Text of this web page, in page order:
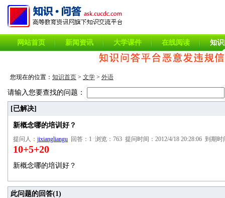
网站首页 新闻资讯 大学课件 在线阅读 知
您现在的位置： 知识首页 > 文学 > 外语
请输入您要查找的问题：
[已解决]
新概念哪的培训好？
提问人： jixiangliangu 回答：1 浏览：763 提问时间：2012/4/18 20:28:06 到期时
10+5+20
新概念哪的培训好？
此问题的回答(1)